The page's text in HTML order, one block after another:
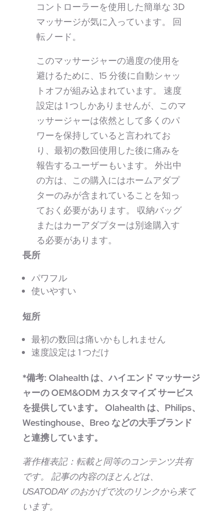
コントローラーを使用した簡単な 3D
マッサージが気に入っています。 回
転ノード。
このマッサージャーの過度の使用を
避けるために、15 分後に自動シャッ
トオフが組み込まれています。 速度
設定は 1 つしかありませんが、このマ
ッサージャーは依然として多くのパ
ワーを保持していると言われてお
り、最初の数回使用した後に痛みを
報告するユーザーもいます。 外出中
の方は、この購入にはホームアダプ
ターのみが含まれていることを知っ
ておく必要があります。 収納バッグ
またはカーアダプターは別途購入す
る必要があります。
長所
パワフル
使いやすい
短所
最初の数回は痛いかもしれません
速度設定は 1 つだけ
*備考: Olahealth は、ハイエンド マッサージ
ャーの OEM&ODM カスタマイズ サービス
を提供しています。 Olahealth は、Philips、
Westinghouse、Breo などの大手ブランド
と連携しています。
著作権表記：転載と同等のコンテンツ共有
です。 記事の内容のほとんどは、
USATODAY のおかげで次のリンクから来て
います。